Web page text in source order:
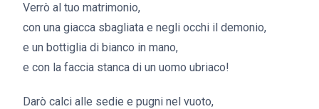
Verrò al tuo matrimonio,
con una giacca sbagliata e negli occhi il demonio,
e un bottiglia di bianco in mano,
e con la faccia stanca di un uomo ubriaco!
Darò calci alle sedie e pugni nel vuoto,